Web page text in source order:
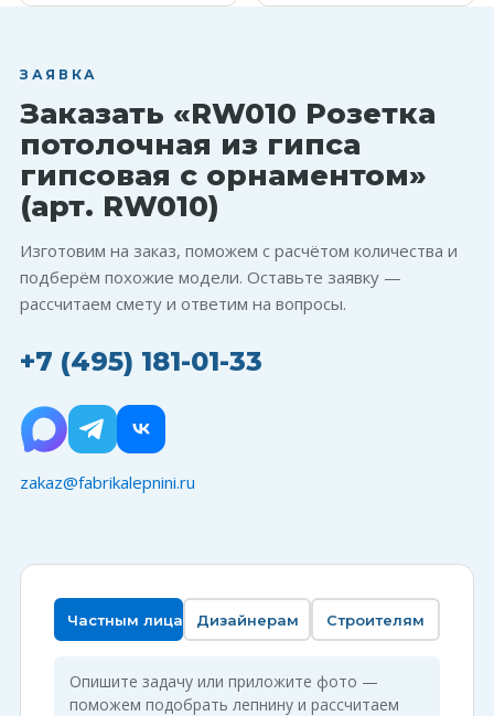
ЗАЯВКА
Заказать «RW010 Розетка
потолочная из гипса
гипсовая с орнаментом»
(арт. RW010)
Изготовим на заказ, поможем с расчётом количества и
подберём похожие модели. Оставьте заявку —
рассчитаем смету и ответим на вопросы.
+7 (495) 181-01-33
zakaz@fabrikalepnini.ru
Частным лицам Дизайнерам Строителям
Опишите задачу или приложите фото —
поможем подобрать лепнину и рассчитаем